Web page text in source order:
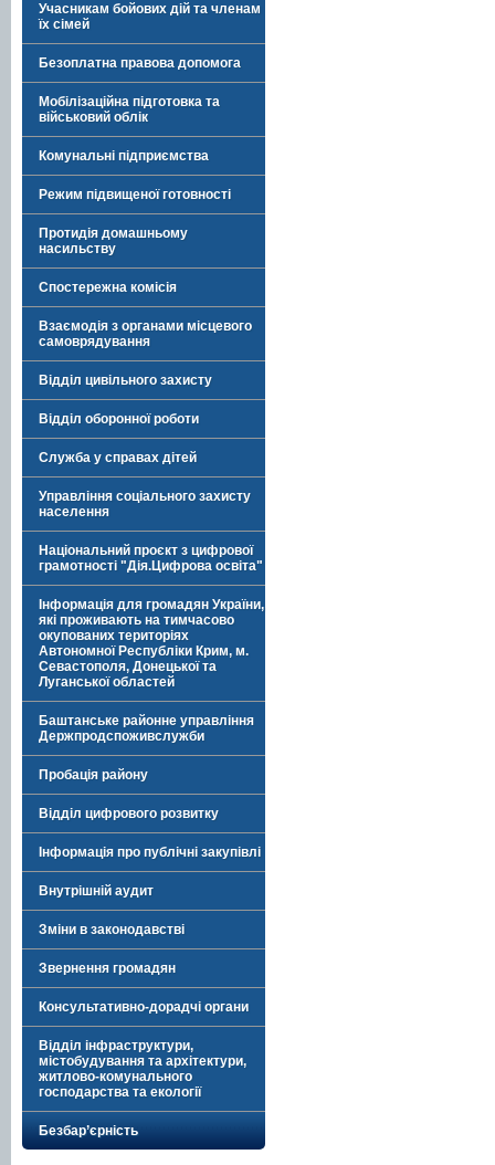
Учасникам бойових дій та членам
їх сімей
Безоплатна правова допомога
Мобілізаційна підготовка та
військовий облік
Комунальні підприємства
Режим підвищеної готовності
Протидія домашньому
насильству
Спостережна комісія
Взаємодія з органами місцевого
самоврядування
Відділ цивільного захисту
Відділ оборонної роботи
Служба у справах дітей
Управління соціального захисту
населення
Національний проєкт з цифрової
грамотності "Дія.Цифрова освіта"
Інформація для громадян України,
які проживають на тимчасово
окупованих територіях
Автономної Республіки Крим, м.
Севастополя, Донецької та
Луганської областей
Баштанське районне управління
Держпродспоживслужби
Пробація району
Відділ цифрового розвитку
Інформація про публічні закупівлі
Внутрішній аудит
Зміни в законодавстві
Звернення громадян
Консультативно-дорадчі органи
Відділ інфраструктури,
містобудування та архітектури,
житлово-комунального
господарства та екології
Безбар’єрність